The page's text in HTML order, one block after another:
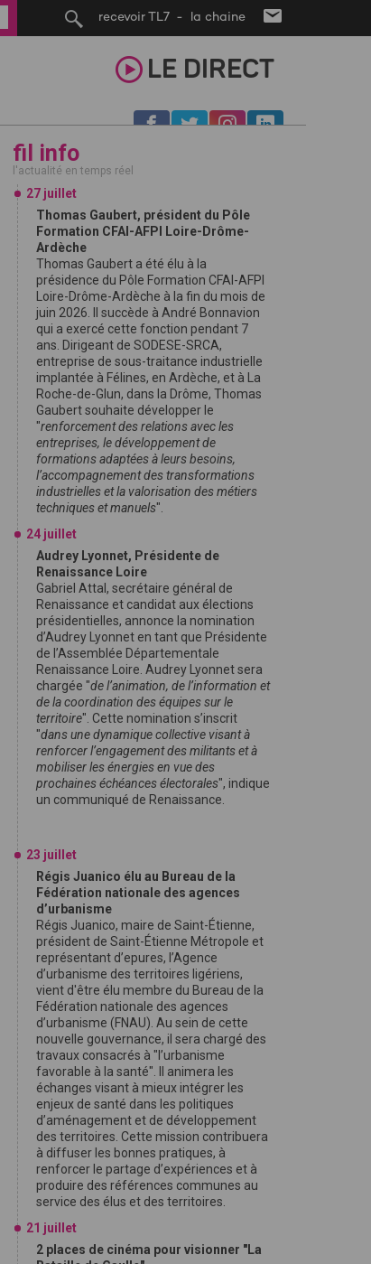
recevoir TL7 - la chaine
LE DIRECT
fil info
l'actualité en temps réel
27 juillet
Thomas Gaubert, président du Pôle
Formation CFAI-AFPI Loire-Drôme-
Ardèche
Thomas Gaubert a été élu à la
présidence du Pôle Formation CFAI-AFPI
Loire-Drôme-Ardèche à la fin du mois de
juin 2026. Il succède à André Bonnavion
qui a exercé cette fonction pendant 7
ans. Dirigeant de SODESE-SRCA,
entreprise de sous-traitance industrielle
implantée à Félines, en Ardèche, et à La
Roche-de-Glun, dans la Drôme, Thomas
Gaubert souhaite développer le
"renforcement des relations avec les
entreprises, le développement de
formations adaptées à leurs besoins,
l’accompagnement des transformations
industrielles et la valorisation des métiers
techniques et manuels".
24 juillet
Audrey Lyonnet, Présidente de
Renaissance Loire
Gabriel Attal, secrétaire général de
Renaissance et candidat aux élections
présidentielles, annonce la nomination
d’Audrey Lyonnet en tant que Présidente
de l’Assemblée Départementale
Renaissance Loire. Audrey Lyonnet sera
chargée "de l’animation, de l’information et
de la coordination des équipes sur le
territoire". Cette nomination s’inscrit
"dans une dynamique collective visant à
renforcer l’engagement des militants et à
mobiliser les énergies en vue des
prochaines échéances électorales", indique
un communiqué de Renaissance.
23 juillet
Régis Juanico élu au Bureau de la
Fédération nationale des agences
d’urbanisme
Régis Juanico, maire de Saint-Étienne,
président de Saint-Étienne Métropole et
représentant d’epures, l’Agence
d’urbanisme des territoires ligériens,
vient d'être élu membre du Bureau de la
Fédération nationale des agences
d’urbanisme (FNAU). Au sein de cette
nouvelle gouvernance, il sera chargé des
travaux consacrés à "l’urbanisme
favorable à la santé". Il animera les
échanges visant à mieux intégrer les
enjeux de santé dans les politiques
d’aménagement et de développement
des territoires. Cette mission contribuera
à diffuser les bonnes pratiques, à
renforcer le partage d’expériences et à
produire des références communes au
service des élus et des territoires.
21 juillet
2 places de cinéma pour visionner "La